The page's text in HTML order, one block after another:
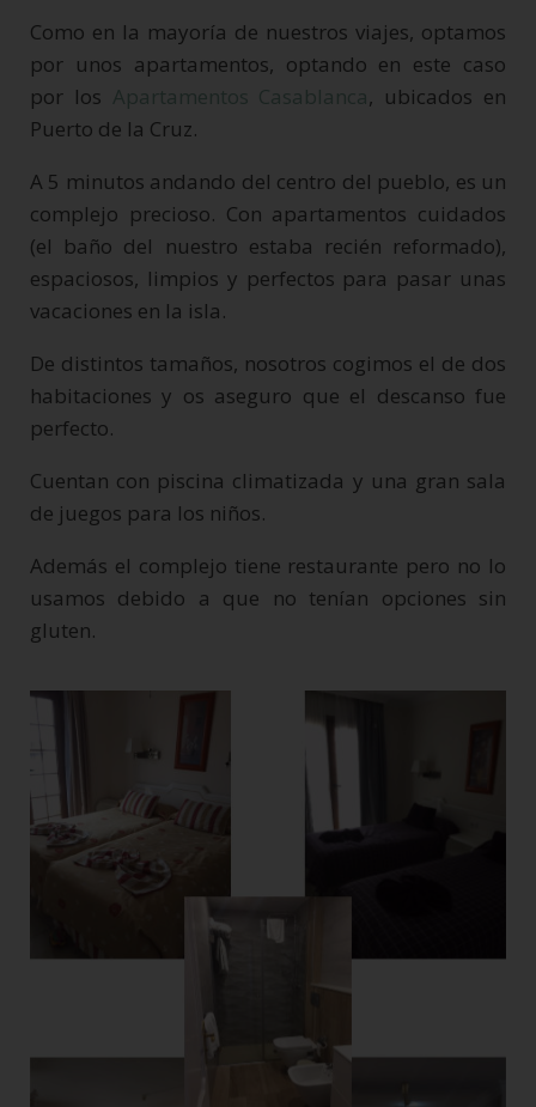
Como en la mayoría de nuestros viajes, optamos
por unos apartamentos, optando en este caso
por los Apartamentos Casablanca, ubicados en
Puerto de la Cruz.
A 5 minutos andando del centro del pueblo, es un
complejo precioso. Con apartamentos cuidados
(el baño del nuestro estaba recién reformado),
espaciosos, limpios y perfectos para pasar unas
vacaciones en la isla.
De distintos tamaños, nosotros cogimos el de dos
habitaciones y os aseguro que el descanso fue
perfecto.
Cuentan con piscina climatizada y una gran sala
de juegos para los niños.
Además el complejo tiene restaurante pero no lo
usamos debido a que no tenían opciones sin
gluten.